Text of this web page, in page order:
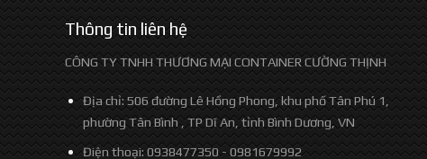
Thông tin liên hệ
CÔNG TY TNHH THƯƠNG MẠI CONTAINER CƯỜNG THỊNH
Địa chỉ: 506 đường Lê Hồng Phong, khu phố Tân Phú 1,
phường Tân Bình , TP Dĩ An, tỉnh Bình Dương, VN
Điện thoại: 0938477350 - 0981679992